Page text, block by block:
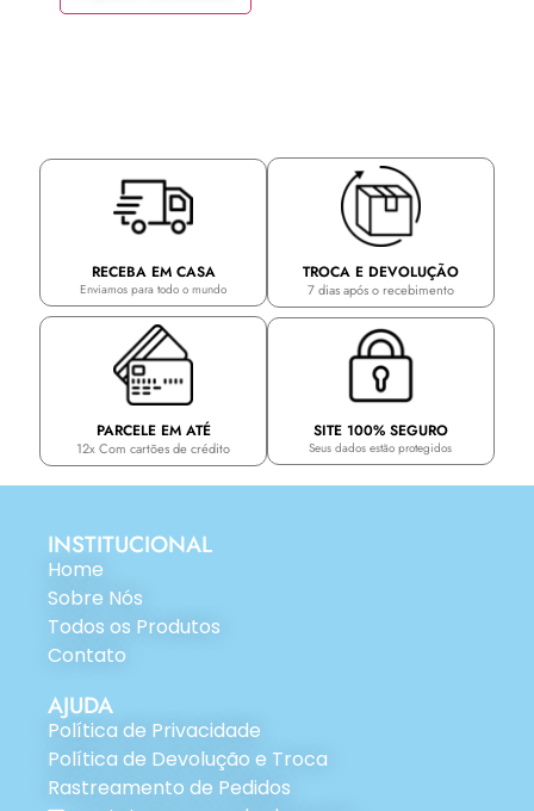
RECEBA EM CASA
Enviamos para todo o mundo
TROCA E DEVOLUÇÃO
7 dias após o recebimento
PARCELE EM ATÉ
12x Com cartões de crédito
SITE 100% SEGURO
Seus dados estão protegidos
INSTITUCIONAL
Home
Sobre Nós
Todos os Produtos
Contato
AJUDA
Política de Privacidade
Política de Devolução e Troca
Rastreamento de Pedidos